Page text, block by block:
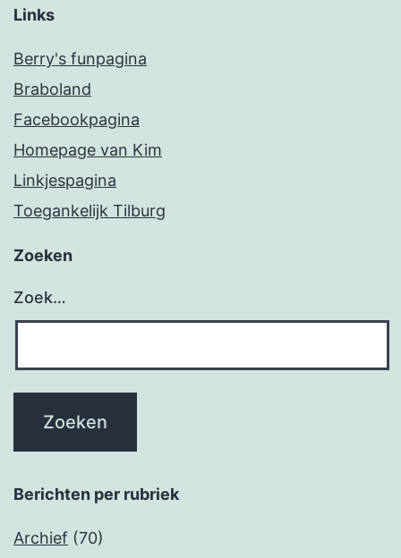
Links
Berry's funpagina
Braboland
Facebookpagina
Homepage van Kim
Linkjespagina
Toegankelijk Tilburg
Zoeken
Zoek…
Berichten per rubriek
Archief (70)